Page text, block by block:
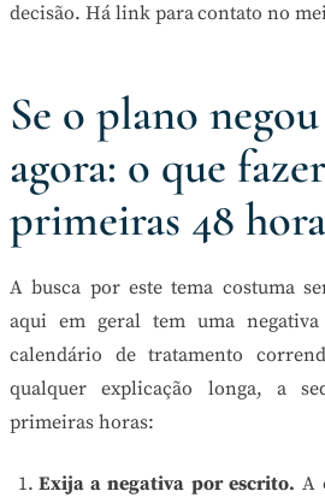
decisão. Há link para contato no
Se o plano
agora: o que
primeiras 48
A busca por este tema costuma
aqui em geral tem uma
calendário de tratamento
qualquer explicação longa, a
primeiras horas:
Exija a negativa por escrito. A